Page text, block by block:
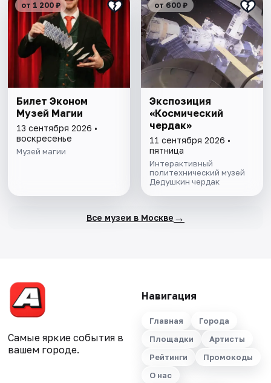
от 1 200 ₽
Билет Эконом
Музей Магии
13 сентября 2026 •
воскресенье
Музей магии
от 600 ₽
Экспозиция
«Космический
чердак»
11 сентября 2026 •
пятница
Интерактивный
политехнический музей
Дедушкин чердак
Все музеи в Москве →
Самые яркие события в
вашем городе.
Навигация
Главная
Города
Площадки
Артисты
Рейтинги
Промокоды
О нас